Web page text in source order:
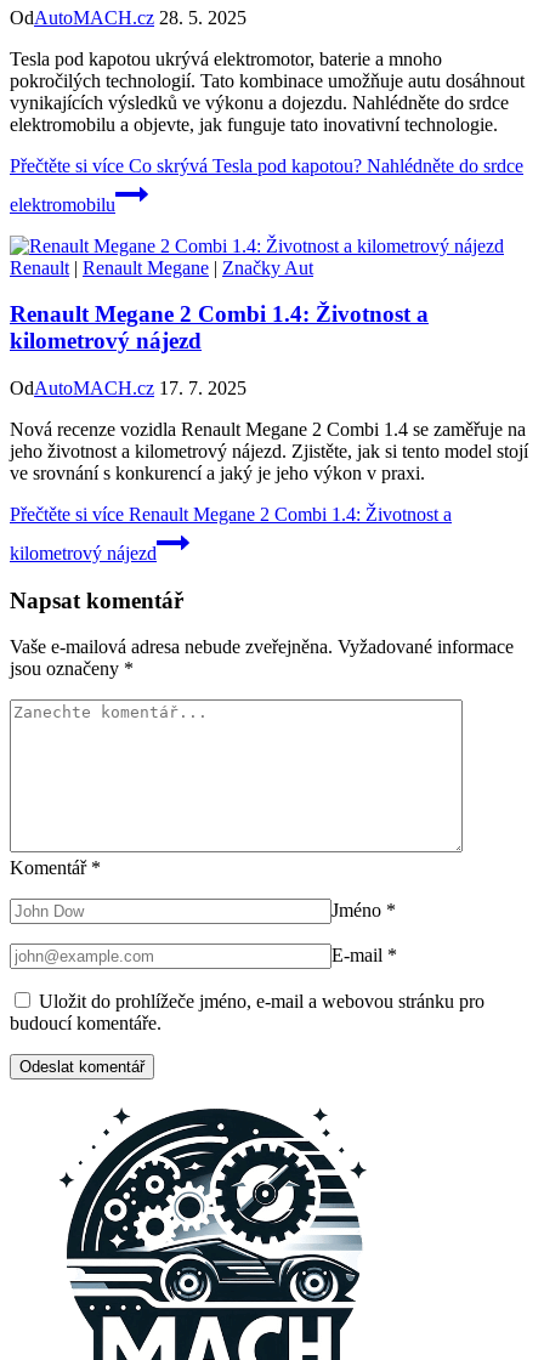
OdAutoMACH.cz 28. 5. 2025
Tesla pod kapotou ukrývá elektromotor, baterie a mnoho
pokročilých technologií. Tato kombinace umožňuje autu dosáhnout
vynikajících výsledků ve výkonu a dojezdu. Nahlédněte do srdce
elektromobilu a objevte, jak funguje tato inovativní technologie.
Přečtěte si více Co skrývá Tesla pod kapotou? Nahlédněte do srdce
elektromobilu
Renault | Renault Megane | Značky Aut
Renault Megane 2 Combi 1.4: Životnost a
kilometrový nájezd
OdAutoMACH.cz 17. 7. 2025
Nová recenze vozidla Renault Megane 2 Combi 1.4 se zaměřuje na
jeho životnost a kilometrový nájezd. Zjistěte, jak si tento model stojí
ve srovnání s konkurencí a jaký je jeho výkon v praxi.
Přečtěte si více Renault Megane 2 Combi 1.4: Životnost a
kilometrový nájezd
Napsat komentář
Vaše e-mailová adresa nebude zveřejněna. Vyžadované informace
jsou označeny *
Komentář *
Jméno *
E-mail *
Uložit do prohlížeče jméno, e-mail a webovou stránku pro
budoucí komentáře.